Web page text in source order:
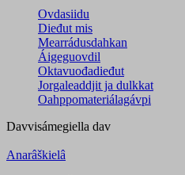
Ovdasiidu
Dieđut mis
Mearrádusdahkan
Áigeguovdil
Oktavuođadieđut
Jorgaleaddjit ja dulkkat
Oahppomateriálagávpi
Davvisámegiella dav
Anarâškielâ